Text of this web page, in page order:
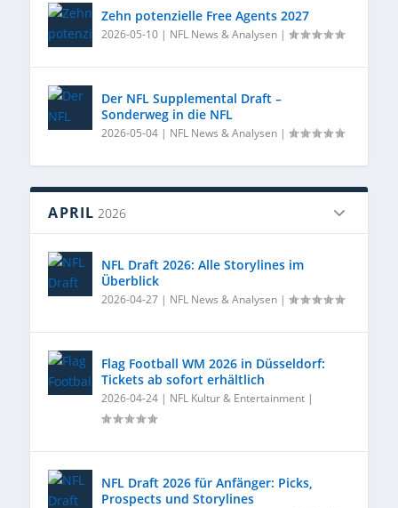
Zehn potenzielle Free Agents 2027
2026-05-10 | NFL News & Analysen |
Der NFL Supplemental Draft –
Sonderweg in die NFL
2026-05-04 | NFL News & Analysen |
APRIL 2026
NFL Draft 2026: Alle Storylines im
Überblick
2026-04-27 | NFL News & Analysen |
Flag Football WM 2026 in Düsseldorf:
Tickets ab sofort erhältlich
2026-04-24 | NFL Kultur & Entertainment |
NFL Draft 2026 für Anfänger: Picks,
Prospects und Storylines